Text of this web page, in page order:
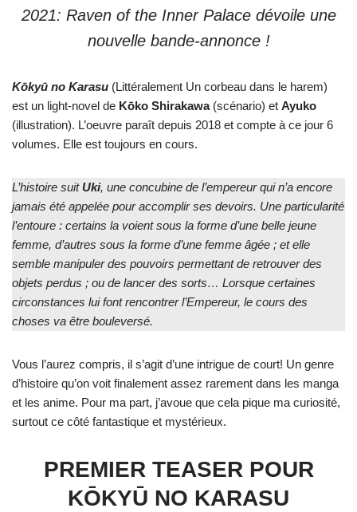
2021: Raven of the Inner Palace dévoile une
nouvelle bande-annonce !
Kōkyū no Karasu (Littéralement Un corbeau dans le harem)
est un light-novel de Kōko Shirakawa(scénario) et Ayuko
(illustration). L’oeuvre paraît depuis 2018 et compte à ce jour 6
volumes. Elle est toujours en cours.
L’histoire suit Uki, une concubine de l’empereur qui n’a encore
jamais été appelée pour accomplir ses devoirs. Une particularité
l’entoure : certains la voient sous la forme d’une belle jeune
femme, d’autres sous la forme d’une femme âgée ; et elle
semble manipuler des pouvoirs permettant de retrouver des
objets perdus ; ou de lancer des sorts… Lorsque certaines
circonstances lui font rencontrer l’Empereur, le cours des
choses va être bouleversé.
Vous l’aurez compris, il s’agit d’une intrigue de court! Un genre
d’histoire qu’on voit finalement assez rarement dans les manga
et les anime. Pour ma part, j’avoue que cela pique ma curiosité,
surtout ce côté fantastique et mystérieux.
PREMIER TEASER POUR
KŌKYŪ NO KARASU